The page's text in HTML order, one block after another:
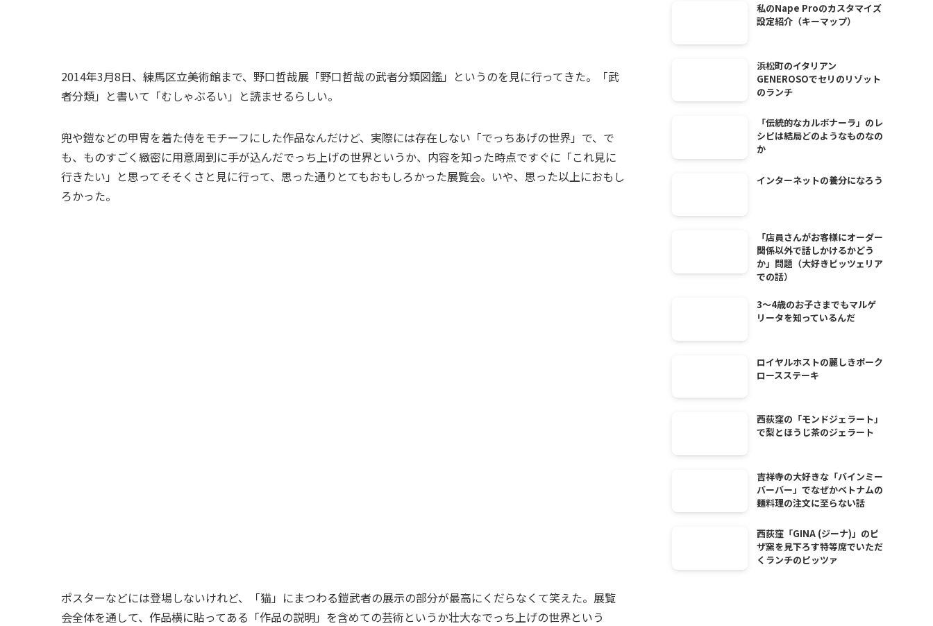
2014年3月8日、練馬区立美術館まで、野口哲哉展「野口哲哉の武者分類図鑑」というのを見に行ってきた。「武
者分類」と書いて「むしゃぶるい」と読ませるらしい。
兜や鎧などの甲冑を着た侍をモチーフにした作品なんだけど、実際には存在しない「でっちあげの世界」で、で
も、ものすごく緻密に用意周到に手が込んだでっち上げの世界というか、内容を知った時点ですぐに「これ見に
行きたい」と思ってそそくさと見に行って、思った通りとてもおもしろかった展覧会。いや、思った以上におもし
ろかった。
ポスターなどには登場しないけれど、「猫」にまつわる鎧武者の展示の部分が最高にくだらなくて笑えた。展覧
会全体を通して、作品横に貼ってある「作品の説明」を含めての芸術というか壮大なでっち上げの世界という
私のNape Proのカスタマイズ
設定紹介（キーマップ）
浜松町のイタリアン
GENEROSOでセリのリゾット
のランチ
「伝統的なカルボナーラ」のレ
シピは結局どのようなものなの
か
インターネットの養分になろう
「店員さんがお客様にオーダー
関係以外で話しかけるかどう
か」問題（大好きピッツェリア
での話）
3～4歳のお子さまでもマルゲ
リータを知っているんだ
ロイヤルホストの麗しきポーク
ロースステーキ
西荻窪の「モンドジェラート」
で梨とほうじ茶のジェラート
吉祥寺の大好きな「バインミー
バーバー」でなぜかベトナムの
麺料理の注文に至らない話
西荻窪「GINA (ジーナ)」のピ
ザ窯を見下ろす特等席でいただ
くランチのピッツァ